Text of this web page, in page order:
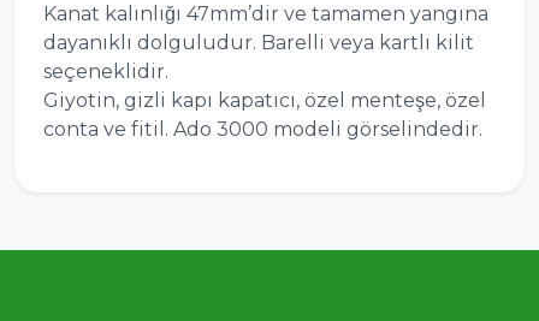
Kanat kalınlığı 47mm’dir ve tamamen yangına
dayanıklı dolguludur. Barelli veya kartlı kilit
seçeneklidir.
Giyotin, gizli kapı kapatıcı, özel menteşe, özel
conta ve fitil. Ado 3000 modeli görselindedir.